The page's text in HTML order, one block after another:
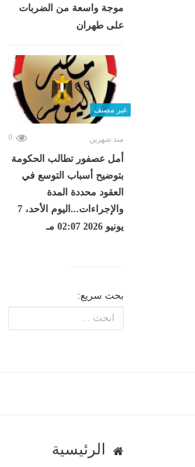
موجة واسعة من الضربات
على طهران
غير مصنف
منذ شهرين 0
أمل عصفور تطالب الحكومة
بتوضيح أسباب التوسع في
العقود محددة المدة
والإجراءات...اليوم الأحد، 7
يونيو 2026 02:07 مـ
بحث سريع:
الرئيسية